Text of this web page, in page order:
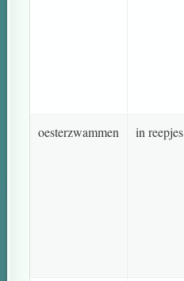
oesterzwammen in reepjes